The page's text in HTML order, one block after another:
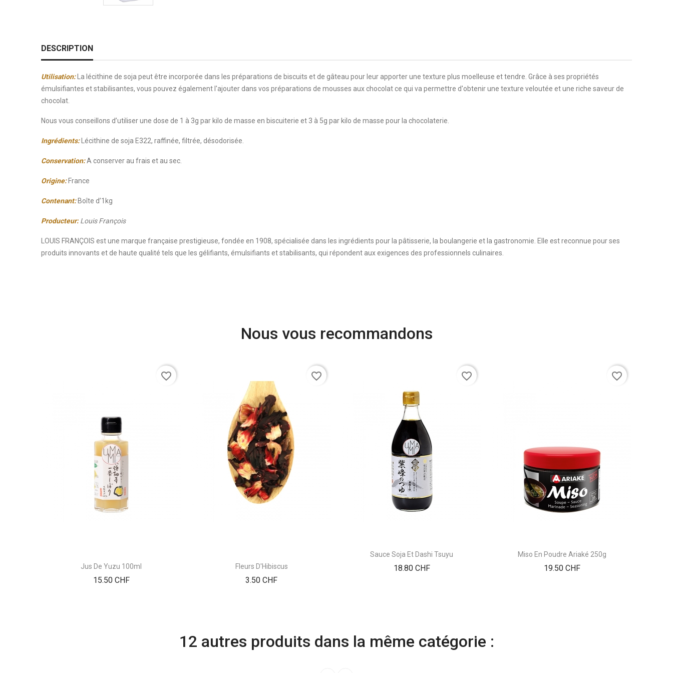
DESCRIPTION
Utilisation:La lécithine de soja peut être incorporée dans les préparations de biscuits et de gâteau pour leur apporter une texture plus moelleuse et tendre. Grâce à ses propriétés
émulsifiantes et stabilisantes, vous pouvez également l'ajouter dans vos préparations de mousses aux chocolat ce qui va permettre d'obtenir une texture veloutée et une riche saveur de
chocolat.
Nous vous conseillons d’utiliser une dose de 1 à 3g par kilo de masse en biscuiterie et 3 à 5g par kilo de masse pour la chocolaterie.
Ingrédients:Lécithine de soja E322, raffinée, filtrée, désodorisée.
Conservation:A conserver au frais et au sec.
Origine:France
Contenant: Boîte d’1kg
Producteur: Louis François
LOUIS FRANÇOIS est une marque française prestigieuse, fondée en 1908, spécialisée dans les ingrédients pour la pâtisserie, la boulangerie et la gastronomie. Elle est reconnue pour ses
produits innovants et de haute qualité tels que les gélifiants, émulsifiants et stabilisants, qui répondent aux exigences des professionnels culinaires.
Nous vous recommandons
Jus De Yuzu 100ml
15.50 CHFPrix
favorite_border
Fleurs D'Hibiscus
3.50 CHFPrix
favorite_border
Sauce Soja Et Dashi Tsuyu
18.80 CHFPrix
favorite_border
Miso En Poudre Ariaké 250g
19.50 CHFPrix
favorite_border
12 autres produits dans la même catégorie :